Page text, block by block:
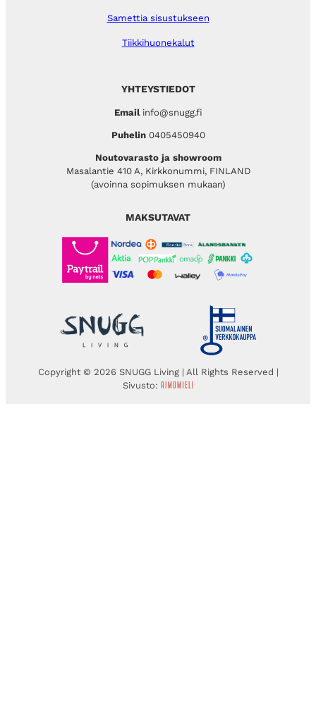
YHTEYSTIEDOT
Emailinfo@snugg.fi
Puhelin 0405450940
Noutovarasto ja showroom
Masalantie 410 A, Kirkkonummi, FINLAND
(avoinna sopimuksen mukaan)
Samettia sisustukseen
Tiikkihuonekalut
MAKSUTAVAT
Copyright © 2026 SNUGG Living | All Rights Reserved |
Sivusto: